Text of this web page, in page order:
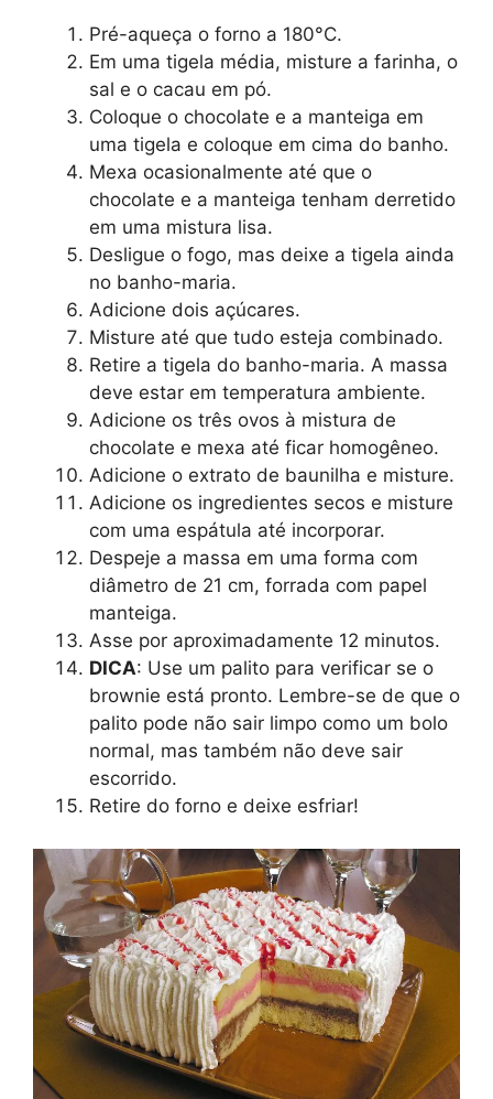
Pré-aqueça o forno a 180°C.
Em uma tigela média, misture a farinha, o
sal e o cacau em pó.
Coloque o chocolate e a manteiga em
uma tigela e coloque em cima do banho.
Mexa ocasionalmente até que o
chocolate e a manteiga tenham derretido
em uma mistura lisa.
Desligue o fogo, mas deixe a tigela ainda
no banho-maria.
Adicione dois açúcares.
Misture até que tudo esteja combinado.
Retire a tigela do banho-maria. A massa
deve estar em temperatura ambiente.
Adicione os três ovos à mistura de
chocolate e mexa até ficar homogêneo.
Adicione o extrato de baunilha e misture.
Adicione os ingredientes secos e misture
com uma espátula até incorporar.
Despeje a massa em uma forma com
diâmetro de 21 cm, forrada com papel
manteiga.
Asse por aproximadamente 12 minutos.
DICA: Use um palito para verificar se o
brownie está pronto. Lembre-se de que o
palito pode não sair limpo como um bolo
normal, mas também não deve sair
escorrido.
Retire do forno e deixe esfriar!